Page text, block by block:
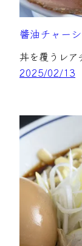
醬油チャー
丼を覆うレア
2025/02/13